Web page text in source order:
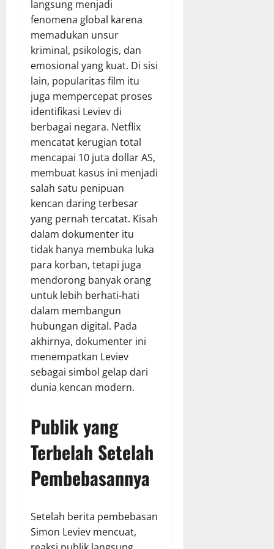
langsung menjadi
fenomena global karena
memadukan unsur
kriminal, psikologis, dan
emosional yang kuat. Di sisi
lain, popularitas film itu
juga mempercepat proses
identifikasi Leviev di
berbagai negara. Netflix
mencatat kerugian total
mencapai 10 juta dollar AS,
membuat kasus ini menjadi
salah satu penipuan
kencan daring terbesar
yang pernah tercatat. Kisah
dalam dokumenter itu
tidak hanya membuka luka
para korban, tetapi juga
mendorong banyak orang
untuk lebih berhati-hati
dalam membangun
hubungan digital. Pada
akhirnya, dokumenter ini
menempatkan Leviev
sebagai simbol gelap dari
dunia kencan modern.
Publik yang
Terbelah Setelah
Pembebasannya
Setelah berita pembebasan
Simon Leviev mencuat,